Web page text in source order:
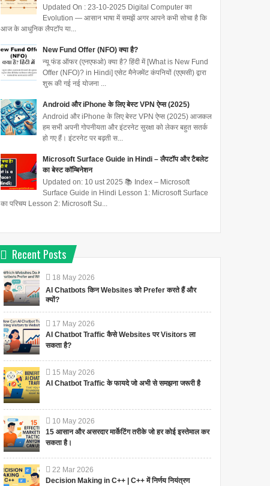
Updated On : 23-10-2025 Digital Computer का
Evolution — आसान भाषा में समझें अगर आपने कभी सोचा है कि
आज के आधुनिक लैपटॉप या...
New Fund Offer (NFO) क्या है?
न्यू फंड ऑफर (एनएफओ) क्या है? हिंदी में [What is New Fund
Offer (NFO)? in Hindi] एसेट मैनेजमेंट कंपनियों (एएमसी) द्वारा
शुरू की गई नई योजना ...
Android और iPhone के लिए बेस्ट VPN ऐप्स (2025)
Android और iPhone के लिए बेस्ट VPN ऐप्स (2025) आजकल
हम सभी अपनी गोपनीयता और इंटरनेट सुरक्षा को लेकर बहुत सतर्क
हो गए हैं। इंटरनेट पर बढ़ती स...
Microsoft Surface Guide in Hindi – लैपटॉप और टैबलेट
का बेस्ट कॉम्बिनेशन
Updated on: 10 ust 2025 📚 Index – Microsoft
Surface Guide in Hindi Lesson 1: Microsoft Surface
का परिचय Lesson 2: Microsoft Su...
Recent Posts
18 May 2026
AI Chatbots किन Websites को Prefer करते हैं और
क्यों?
17 May 2026
AI Chatbot Traffic कैसे Websites पर Visitors ला
सकता है?
15 May 2026
AI Chatbot Traffic के फायदे जो अभी से समझना जरूरी है
10 May 2026
15 आसान और असरदार मार्केटिंग तरीके जो हर कोई इस्तेमाल कर
सकता है।
22 Mar 2026
Decision Making in C++ | C++ में निर्णय नियंत्रण